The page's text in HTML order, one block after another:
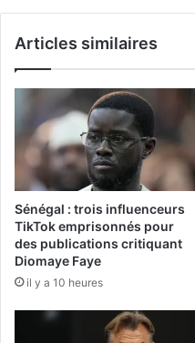
Articles similaires
Sénégal : trois influenceurs
TikTok emprisonnés pour
des publications critiquant
Diomaye Faye
il y a 10 heures